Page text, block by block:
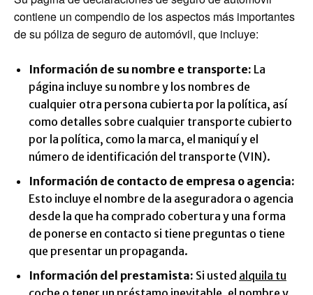
contiene un compendio de los aspectos más importantes
de su póliza de seguro de automóvil, que incluye:
Información de su nombre e transporte: La
página incluye su nombre y los nombres de
cualquier otra persona cubierta por la política, así
como detalles sobre cualquier transporte cubierto
por la política, como la marca, el maniquí y el
número de identificación del transporte (VIN).
Información de contacto de empresa o agencia:
Esto incluye el nombre de la aseguradora o agencia
desde la que ha comprado cobertura y una forma
de ponerse en contacto si tiene preguntas o tiene
que presentar un propaganda.
Información del prestamista: Si usted alquila tu